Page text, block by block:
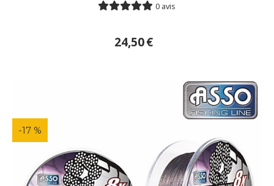
0 avis
24,50€
-17 %